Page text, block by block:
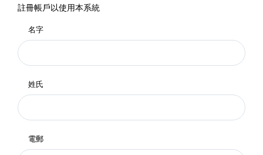
註冊帳戶以使用本系統
名字
姓氏
電郵